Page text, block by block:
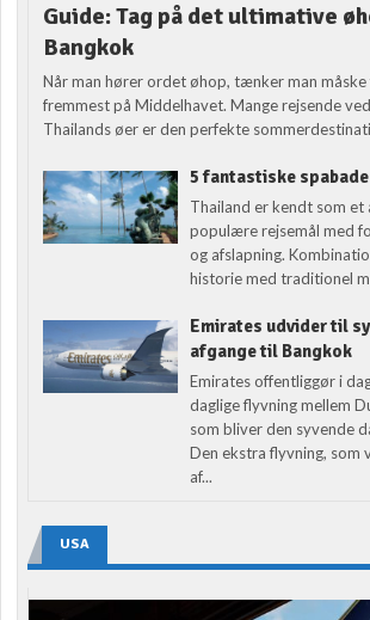
Guide: Tag på det ultimative
Bangkok
Når man hører ordet øhop, tænker man
fremmest på Middelhavet. Mange rejsende
Thailands øer er den perfekte
5 fantastiske
Thailand er kendt som et
populære rejsemål med
og afslapning.
historie med traditionel
Emirates udvider til
afgange til Bangkok
Emirates offentliggør i
daglige flyvning mellem
som bliver den syvende
Den ekstra flyvning, som
af...
USA